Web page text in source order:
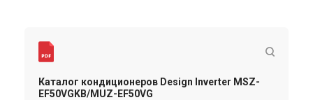
Каталог кондиционеров Design Inverter MSZ-
EF50VGKB/MUZ-EF50VG